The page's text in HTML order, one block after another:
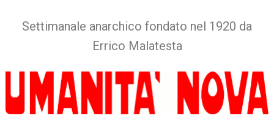
Settimanale anarchico fondato nel 1920 da
Errico Malatesta